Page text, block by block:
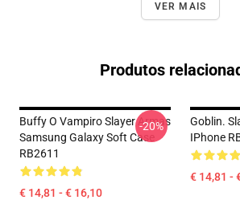
VER MAIS
Produtos
Buffy O Vampiro Slayer Armas
Samsung Galaxy Soft Case
RB2611
€ 14,81 - € 16,10
-20%
Goblin.
IPhone
€ 14,81 -